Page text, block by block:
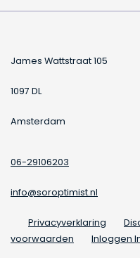
James Wattstraat 105
1097 DL
Amsterdam
06-29106203
info@soroptimist.nl
Privacyverklaring
voorwaarden
Inloggen